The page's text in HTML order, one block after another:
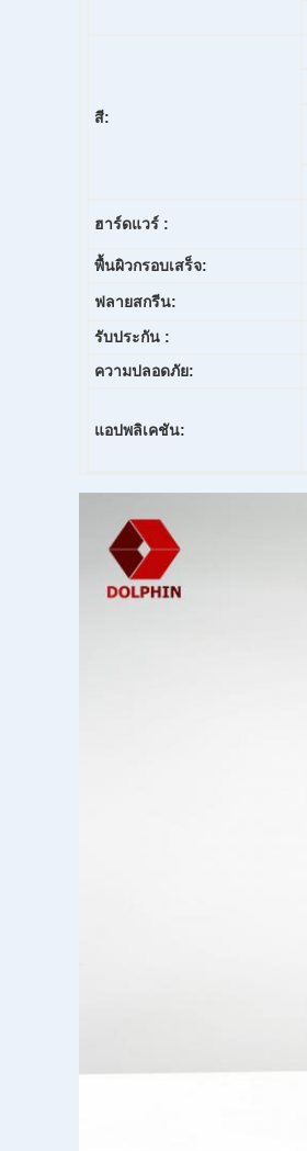
สี:
ฮาร์ดแวร์ :
พื้นผิวกรอบเสร็จ:
ฟลายสกรีน:
รับประกัน :
ความปลอดภัย:
แอปพลิเคชัน: